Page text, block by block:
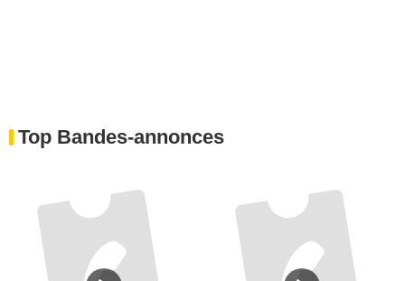
Top Bandes-annonces